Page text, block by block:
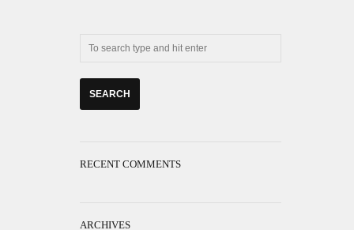
RECENT COMMENTS
ARCHIVES